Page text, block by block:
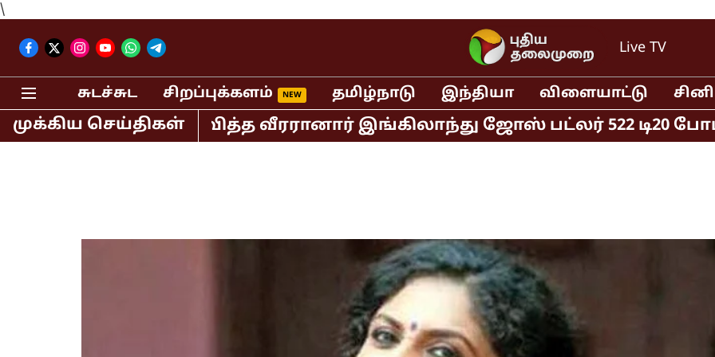
\
Live TV
சுடச்சுட சிறப்புக்களம் தமிழ்நாடு இந்தியா விளையாட்டு
முக்கிய செய்திகள்
அதிக ரன் குவித்த வீரரானார் இங்கிலாந்து ஜோஸ் பட்லர் 522 டி20